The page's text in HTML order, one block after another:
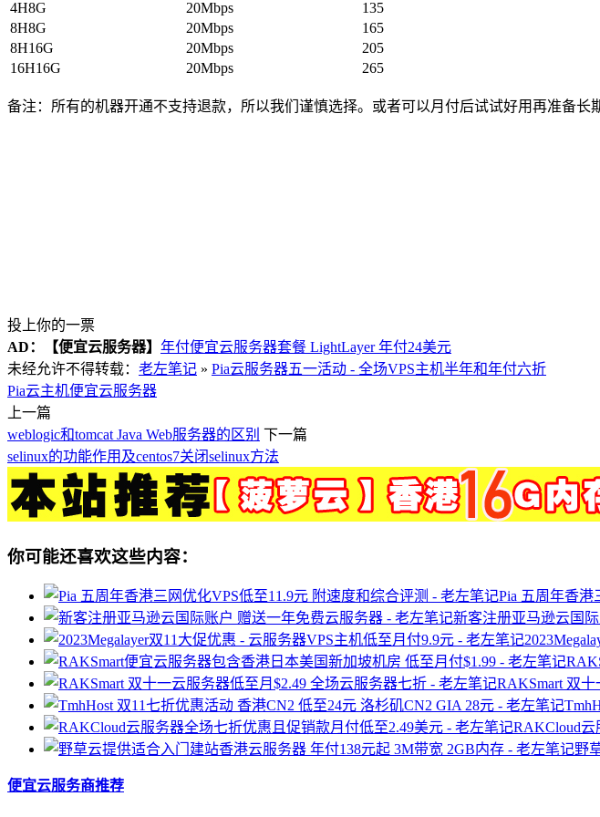
4H8G 20Mbps
135
8H8G
20Mbps
165
8H16G
20Mbps
205
16H16G
20Mbps 265
备注：所有的机器开通不支持退款，所以我们谨慎选择。或者可以月付后试试好用再准备长
投上你的一票
AD：
【便宜云服务器】 年付便宜云服务器套餐 LightLayer 年付24美元
未经允许不得转载： 老左笔记 » Pia云服务器五一活动 - 全场VPS主机半年和年付六折
Pia云主机便宜云服务器
上一篇
weblogic和tomcat Java Web服务器的区别 下一篇
selinux的功能作用及centos7关闭selinux方法
你可能还喜欢这些内容：
Pia 五周年香港
新客注册亚马逊云国
RAKSmart 双
RAKCloud云
野
便宜云服务商推荐